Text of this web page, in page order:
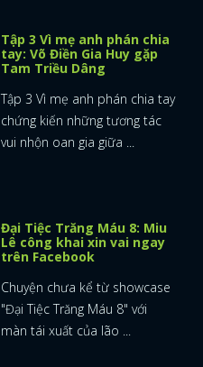
Tập 3 Vì mẹ anh phán chia
tay: Võ Điền Gia Huy gặp
Tam Triều Dâng
Tập 3 Vì mẹ anh phán chia tay
chứng kiến những tương tác
vui nhộn oan gia giữa ...
Đại Tiệc Trăng Máu 8: Miu
Lê công khai xin vai ngay
trên Facebook
Chuyện chưa kể từ showcase
"Đại Tiệc Trăng Máu 8" với
màn tái xuất của lão ...